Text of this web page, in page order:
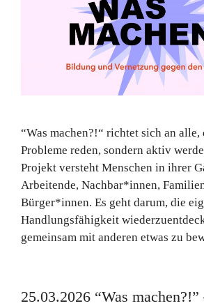
“Was machen?!“ richtet sich an
Probleme reden, sondern aktiv
Projekt versteht Menschen in ihrer
Arbeitende, Nachbar*innen,
Bürger*innen. Es geht darum, die
Handlungsfähigkeit
gemeinsam mit anderen etwas zu
25.03.2026 “Was machen?!”